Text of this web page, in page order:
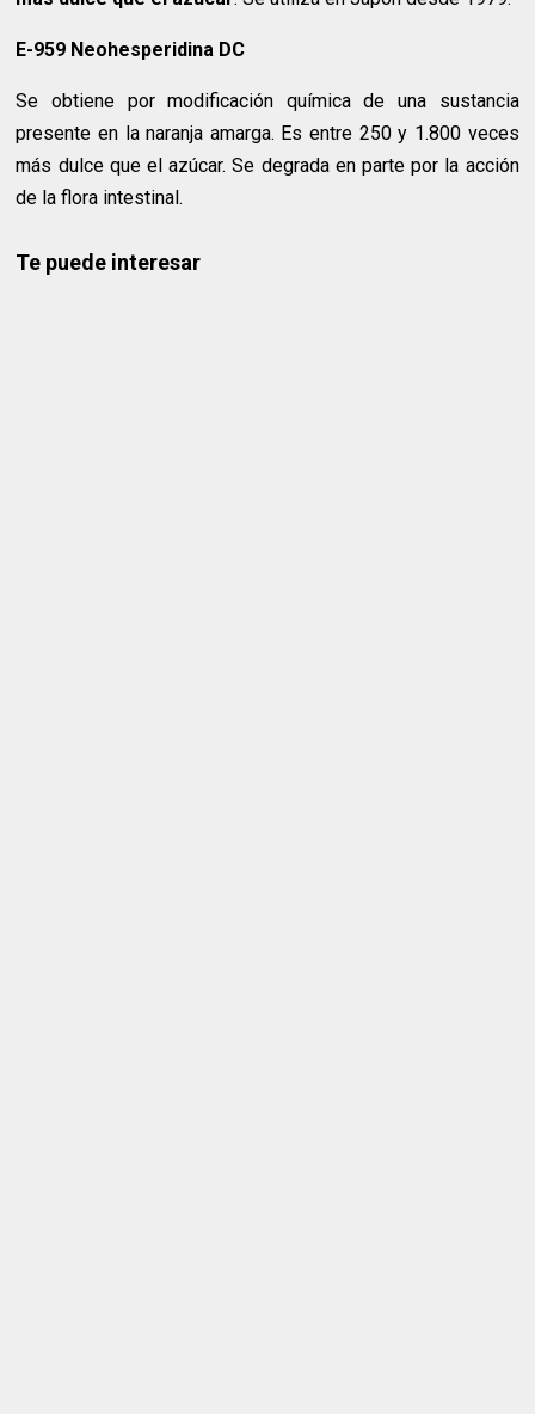
E-959 Neohesperidina DC
Se obtiene por modificación química de una sustancia
presente en la naranja amarga. Es entre 250 y 1.800 veces
más dulce que el azúcar. Se degrada en parte por la acción
de la flora intestinal.
Te puede interesar